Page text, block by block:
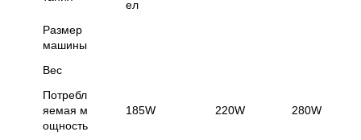
ел
Размер
машины
Вес
Потребл
яемая м
ощность
185W 220W 280W